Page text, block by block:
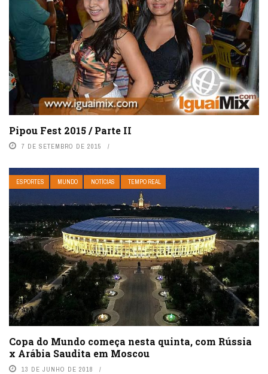
Pipou Fest 2015 / Parte II
7 DE SETEMBRO DE 2015
ESPORTES MUNDO NOTÍCIAS TEMPO REAL
Copa do Mundo começa nesta quinta, com Rússia
x Arábia Saudita em Moscou
13 DE JUNHO DE 2018